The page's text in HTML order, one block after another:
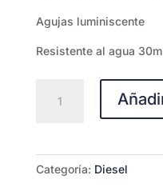
Agujas luminiscente
Resistente al agua 30m
DZ7419
Categoría: Diesel